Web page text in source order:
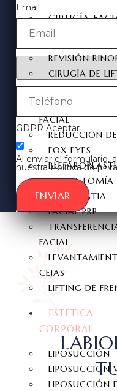
CIRUGÍA
REVISIÓN
CIRUGÍA DE
NARIZ
CIRUGÍA DE
FACIAL
REDUCCIÓN
FOX EYES
BICHECTOMÍA
OTOPLASTIA
FACIAL PRP
FACIAL
CEJAS
LIFTING DE
ESTÉTICA
CORPORAL
LIPOSUCCIÓN
LIPOSUCCION
LIPOSUCCIÓN
Email
GDPR Aceptar
Al enviar el formulario,
nuestra Política de
ENVIAR